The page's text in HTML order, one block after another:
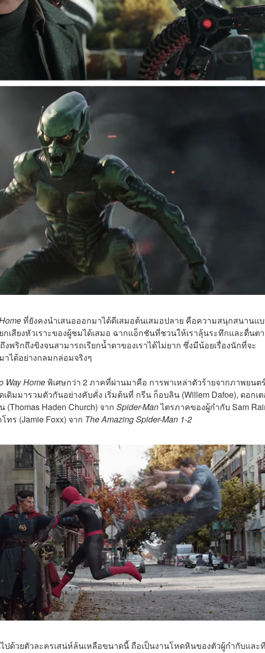
ที่ยังคงนำเสนอออกมาได้ดีเสมอต้นเสมอปลาย คือความสนุกสนานแ
เสียงหัวเราะของผู้ชมได้เสมอ ฉากแอ็กชันที่ชวนให้เราลุ้นระทึกและตื่นต
พริกถึงขิงจนสามารถเรียกน้ำตาของเราได้ไม่ยาก ซึ่งมีน้อยเรื่องนักที่จะ
ได้อย่างกลมกล่อมจริงๆ
Way Homeพิเศษกว่า 2 ภาคที่ผ่านมาคือ การพาเหล่าตัวร้ายจากภาพยนต
ดิมมารวมตัวกันอย่างคับคั่ง เริ่มต้นที่ กรีน ก็อบลิน (Willem Dafoe), ดอกเ
Haden Church) จาก Spider-Manไตรภาคของผู้กำกับ Sam
ทร (Jamie Foxx) จาก The Amazing Spider-Man 1-2
ด้วยตัวละครเสน่ห์ล้นเหลือขนาดนี้ ถือเป็นงานโหดหินของตัวผู้กำกับและ